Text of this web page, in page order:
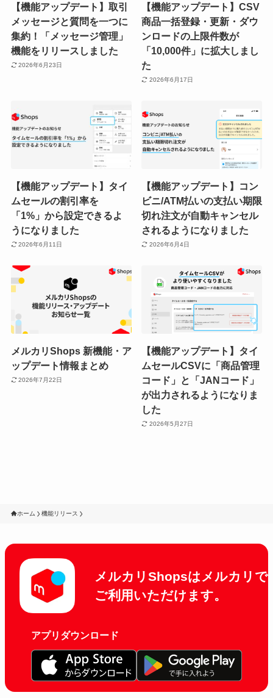
【機能アップデート】取引
メッセージと質問を一つに
集約！「メッセージ管理」
機能をリリースしました
2026年6月23日
【機能アップデート】CSV
商品一括登録・更新・ダウ
ンロードの上限件数が
「10,000件」に拡大しまし
た
2026年6月17日
【機能アップデート】タイ
ムセールの割引率を
「1%」から設定できるよ
うになりました
2026年6月11日
【機能アップデート】コン
ビニ/ATM払いの支払い期限
切れ注文が自動キャンセル
されるようになりました
2026年6月4日
メルカリShops 新機能・ア
ップデート情報まとめ
2026年7月22日
【機能アップデート】タイ
ムセールCSVに「商品管理
コード」と「JANコード」
が出力されるようになりま
した
2026年5月27日
ホーム 機能リリース
メルカリShopsはメルカリで
ご利用いただけます。
アプリダウンロード